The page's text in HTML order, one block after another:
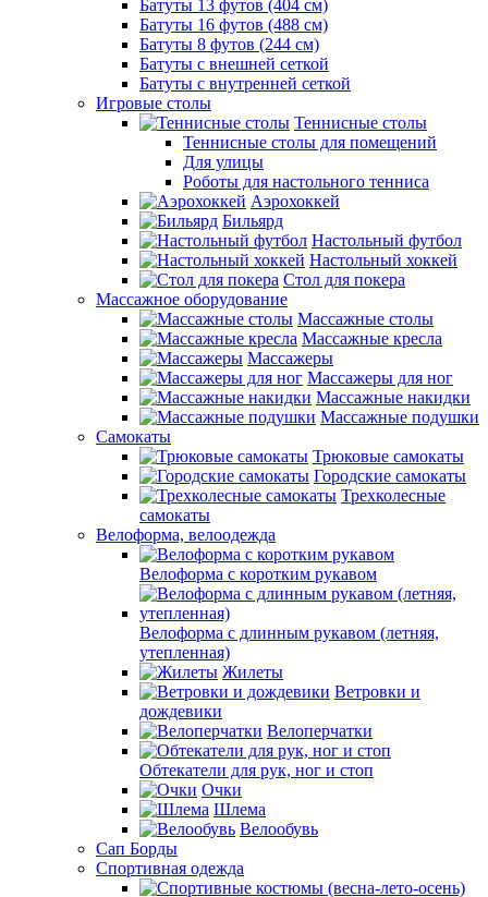
Батуты 13 футов (404 см)
Батуты 16 футов (488 см)
Батуты 8 футов (244 см)
Батуты с внешней сеткой
Батуты с внутренней сеткой
Игровые столы
Теннисные столы
Теннисные столы для помещений
Для улицы
Роботы для настольного тенниса
Аэрохоккей
Бильярд
Настольный футбол
Настольный хоккей
Стол для покера
Массажное оборудование
Массажные столы
Массажные кресла
Массажеры
Массажеры для ног
Массажные накидки
Массажные подушки
Самокаты
Трюковые самокаты
Городские самокаты
Трехколесные
самокаты
Велоформа, велоодежда
Велоформа с коротким рукавом
Велоформа с длинным рукавом (летняя,
утепленная)
Жилеты
Ветровки и
дождевики
Велоперчатки
Обтекатели для рук, ног и стоп
Очки
Шлема
Велообувь
Сап Борды
Спортивная одежда